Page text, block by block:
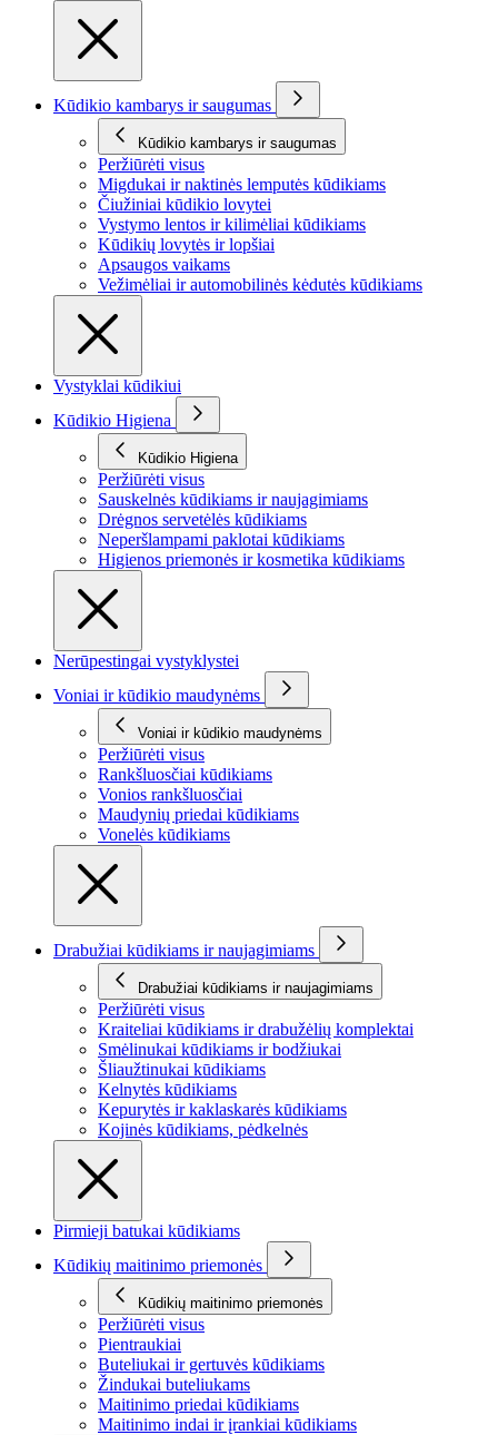
Kūdikio kambarys ir saugumas
Kūdikio kambarys ir saugumas
Peržiūrėti visus
Migdukai ir naktinės lemputės kūdikiams
Čiužiniai kūdikio lovytei
Vystymo lentos ir kilimėliai kūdikiams
Kūdikių lovytės ir lopšiai
Apsaugos vaikams
Vežimėliai ir automobilinės kėdutės kūdikiams
Vystyklai kūdikiui
Kūdikio Higiena
Kūdikio Higiena
Peržiūrėti visus
Sauskelnės kūdikiams ir naujagimiams
Drėgnos servetėlės kūdikiams
Neperšlampami paklotai kūdikiams
Higienos priemonės ir kosmetika kūdikiams
Nerūpestingai vystyklystei
Voniai ir kūdikio maudynėms
Voniai ir kūdikio maudynėms
Peržiūrėti visus
Rankšluosčiai kūdikiams
Vonios rankšluosčiai
Maudynių priedai kūdikiams
Vonelės kūdikiams
Drabužiai kūdikiams ir naujagimiams
Drabužiai kūdikiams ir naujagimiams
Peržiūrėti visus
Kraiteliai kūdikiams ir drabužėlių komplektai
Smėlinukai kūdikiams ir bodžiukai
Šliaužtinukai kūdikiams
Kelnytės kūdikiams
Kepurytės ir kaklaskarės kūdikiams
Kojinės kūdikiams, pėdkelnės
Pirmieji batukai kūdikiams
Kūdikių maitinimo priemonės
Kūdikių maitinimo priemonės
Peržiūrėti visus
Pientraukiai
Buteliukai ir gertuvės kūdikiams
Žindukai buteliukams
Maitinimo priedai kūdikiams
Maitinimo indai ir įrankiai kūdikiams